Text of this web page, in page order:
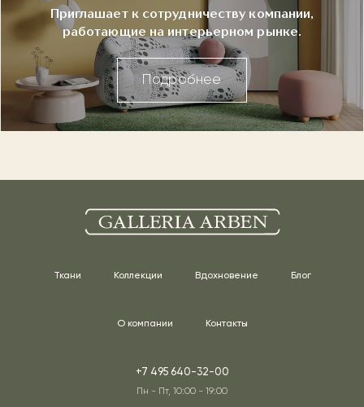
Приглашает к сотрудничеству компании,
работающие на интерьерном рынке.
Подробнее
Ткани Коллекции Вдохновение Блог
О компании Контакты
+7 495 640-32-00
Пн - Пт, 10:00 - 19:00